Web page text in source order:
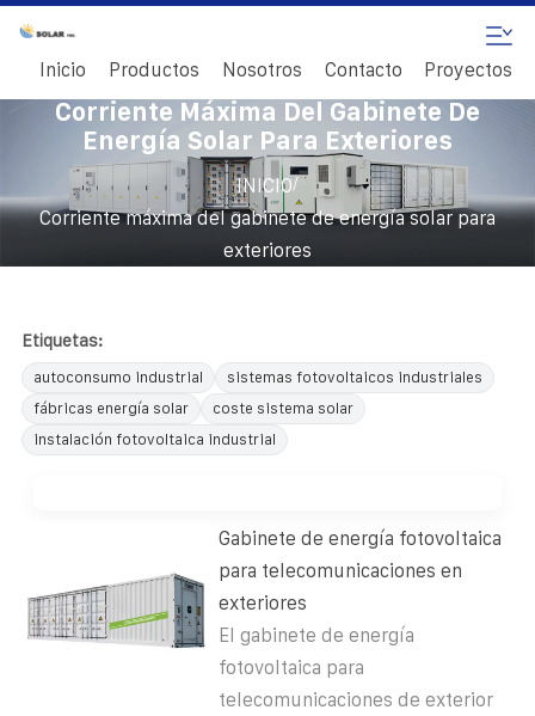
Inicio Productos Nosotros Contacto Proyectos
Corriente Máxima Del Gabinete De
Energía Solar Para Exteriores
INICIO/
Corriente máxima del gabinete de energía solar para
exteriores
Etiquetas:
autoconsumo industrial
sistemas fotovoltaicos industriales
fábricas energía solar
coste sistema solar
instalación fotovoltaica industrial
Gabinete de energía fotovoltaica
para telecomunicaciones en
exteriores
El gabinete de energía
fotovoltaica para
telecomunicaciones de exterior